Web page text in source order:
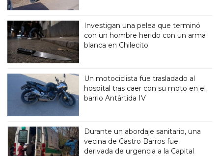
Investigan una pelea que terminó
con un hombre herido con un arma
blanca en Chilecito
Un motociclista fue trasladado al
hospital tras caer con su moto en el
barrio Antártida IV
Durante un abordaje sanitario, una
vecina de Castro Barros fue
derivada de urgencia a la Capital